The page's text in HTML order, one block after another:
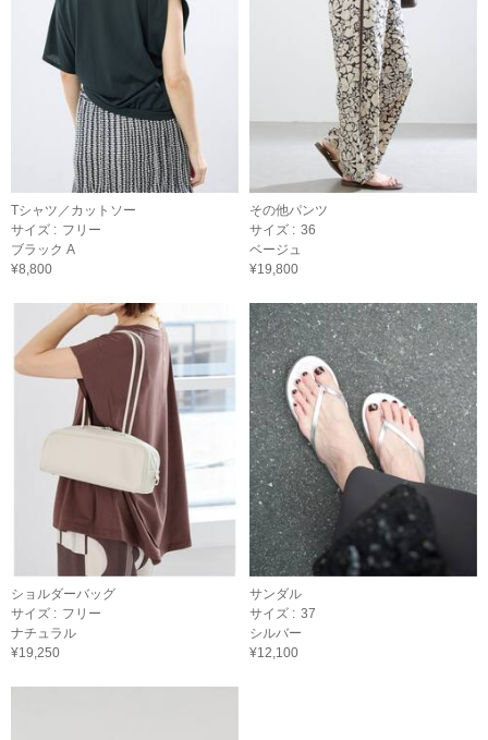
Tシャツ／カットソー
サイズ : フリー
ブラック A
¥8,800
その他パンツ
サイズ : 36
ベージュ
¥19,800
ショルダーバッグ
サイズ : フリー
ナチュラル
¥19,250
サンダル
サイズ : 37
シルバー
¥12,100